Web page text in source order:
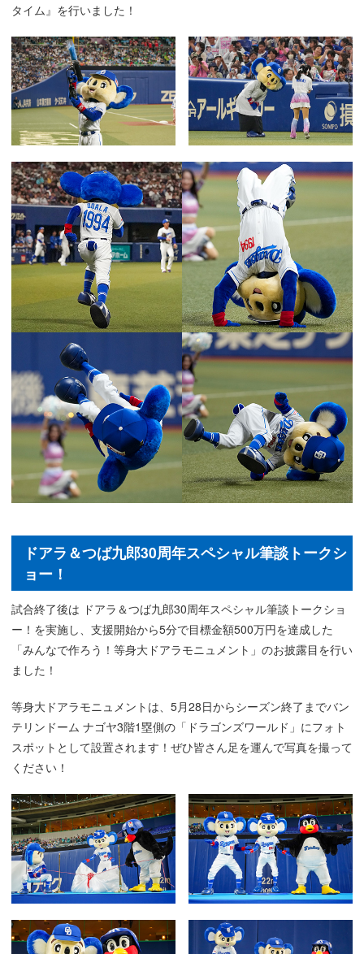
タイム』を行いました！
ドアラ＆つば九郎30周年スペシャル筆談トークシ
ョー！
試合終了後は ドアラ＆つば九郎30周年スペシャル筆談トークショ
ー！を実施し、支援開始から5分で目標金額500万円を達成した
「みんなで作ろう！等身大ドアラモニュメント」のお披露目を行い
ました！
等身大ドアラモニュメントは、5月28日からシーズン終了までバン
テリンドーム ナゴヤ3階1塁側の「ドラゴンズワールド」にフォト
スポットとして設置されます！ぜひ皆さん足を運んで写真を撮って
ください！